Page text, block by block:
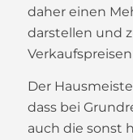
daher einen
darstellen und
Der
dass bei
auch die sonst